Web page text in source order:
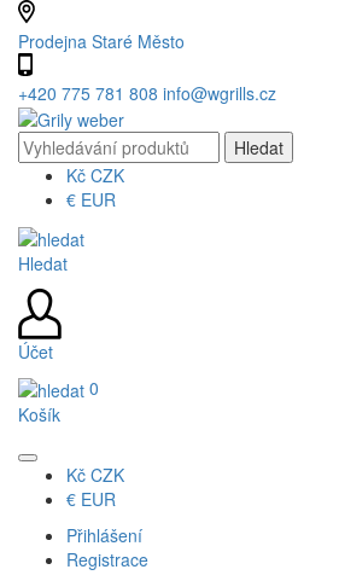
Prodejna Staré Město
+420 775 781 808 info@wgrills.cz
Kč CZK
€ EUR
Hledat
Účet
0
Košík
Kč CZK
€ EUR
Přihlášení
Registrace